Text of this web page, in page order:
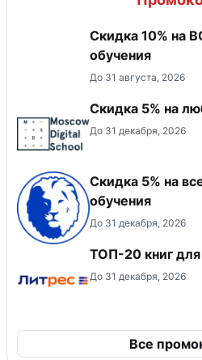
Скидка 10% на
обучения
До 31 августа, 2026
Скидка 5% на
До 31 декабря, 2026
Скидка 5% на
обучения
До 31 декабря, 2026
ТОП-20 книг для
До 31 декабря, 2026
Все